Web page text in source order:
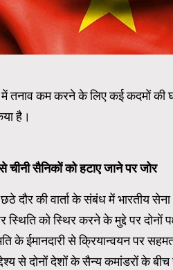
तनाव कम करने के लिए कई कदमों की
है।
चीनी सैनिकों को हटाए जाने पर जोर
दौर की वार्ता के संबंध में भारतीय
को स्थिर करने के मुद्दे पर दोनों
के ईमानदारी से क्रियान्वयन पर
से दोनों देशों के सैन्य कमांडरों के